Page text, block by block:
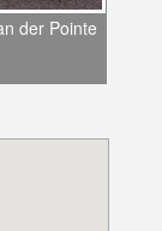
der Pointe